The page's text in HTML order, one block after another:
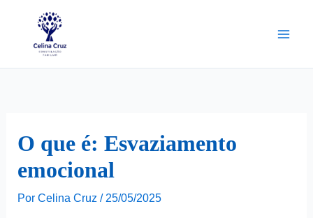
O que é: Esvaziamento
emocional
Por Celina Cruz / 25/05/2025